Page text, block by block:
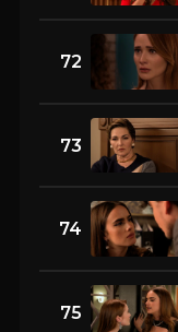
72
73
74
75